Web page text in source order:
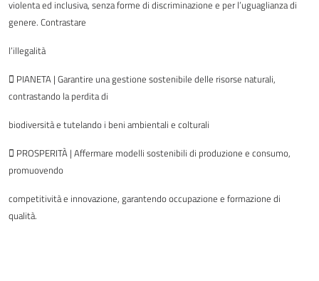
violenta ed inclusiva, senza forme di discriminazione e per l’uguaglianza di
genere. Contrastare
l’illegalità
 PIANETA | Garantire una gestione sostenibile delle risorse naturali,
contrastando la perdita di
biodiversità e tutelando i beni ambientali e colturali
 PROSPERITÀ | Affermare modelli sostenibili di produzione e consumo,
promuovendo
competitività e innovazione, garantendo occupazione e formazione di
qualità.